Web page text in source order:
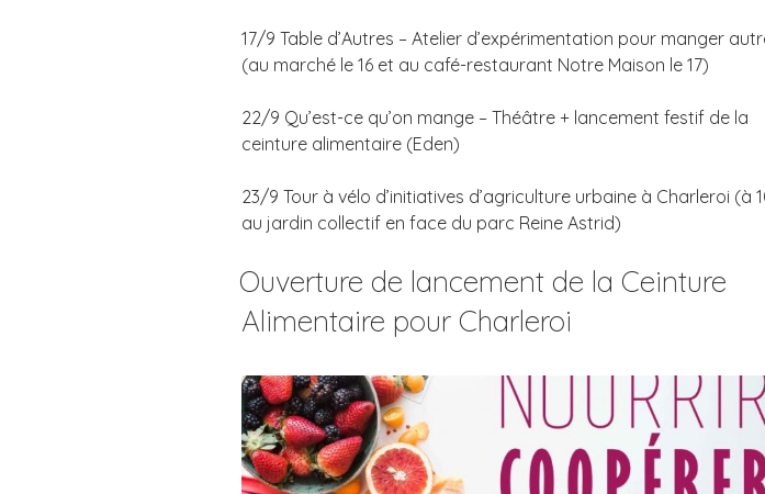
17/9 Table d’Autres – Atelier d’expérimentation pour manger
(au marché le 16 et au café-restaurant Notre Maison le 17)
22/9 Qu’est-ce qu’on mange – Théâtre + lancement festif de la
ceinture alimentaire (Eden)
23/9 Tour à vélo d’initiatives d’agriculture urbaine à Charleroi (à
au jardin collectif en face du parc Reine Astrid)
Ouverture de lancement de la Ceinture
Alimentaire pour Charleroi